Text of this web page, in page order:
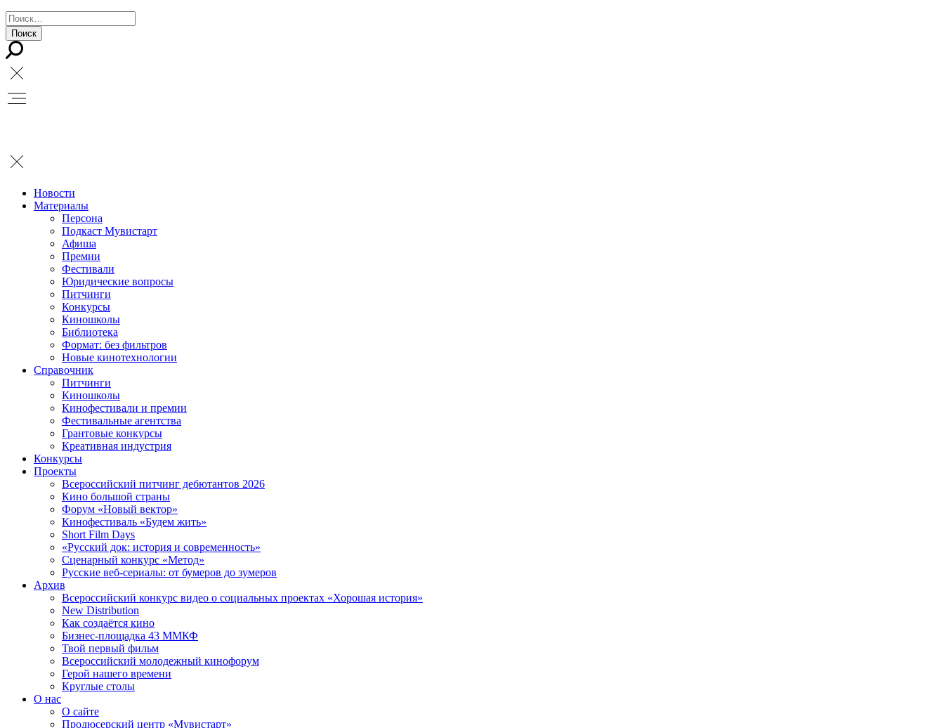
Новости
Материалы
Персона
Подкаст Мувистарт
Афиша
Премии
Фестивали
Юридические вопросы
Питчинги
Конкурсы
Киношколы
Библиотека
Формат: без фильтров
Новые кинотехнологии
Справочник
Питчинги
Киношколы
Кинофестивали и премии
Фестивальные агентства
Грантовые конкурсы
Креативная индустрия
Конкурсы
Проекты
Всероссийский питчинг дебютантов 2026
Кино большой страны
Форум «Новый вектор»
Кинофестиваль «Будем жить»
Short Film Days
«Русский док: история и современность»
Сценарный конкурс «Метод»
Русские веб-сериалы: от бумеров до зумеров
Архив
Всероссийский конкурс видео о социальных проектах «Хорошая история»
New Distribution
Как создаётся кино
Бизнес-площадка 43 ММКФ
Твой первый фильм
Всероссийский молодежный кинофорум
Герой нашего времени
Круглые столы
О нас
О сайте
Продюсерский центр «Мувистарт»